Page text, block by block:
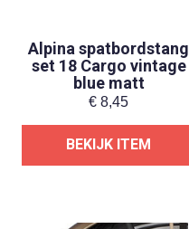
Alpina spatbordstang
set 18 Cargo vintage
blue matt
€ 8,45
BEKIJK ITEM